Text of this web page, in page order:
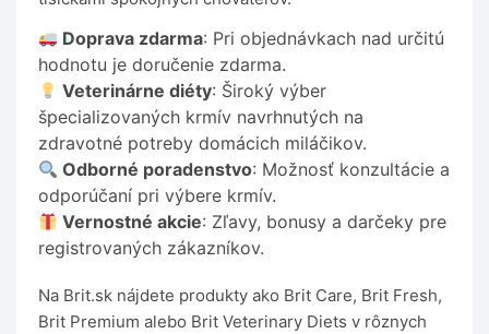
Doprava zdarma: Pri objednávkach nad určitú
hodnotu je doručenie zdarma.
Veterinárne diéty: Široký výber
špecializovaných krmív navrhnutých na
zdravotné potreby domácich miláčikov.
Odborné poradenstvo: Možnosť konzultácie a
odporúčaní pri výbere krmív.
Vernostné akcie: Zľavy, bonusy a darčeky pre
registrovaných zákazníkov.
Na Brit.sk nájdete produkty ako Brit Care, Brit Fresh,
Brit Premium alebo Brit Veterinary Diets v rôznych